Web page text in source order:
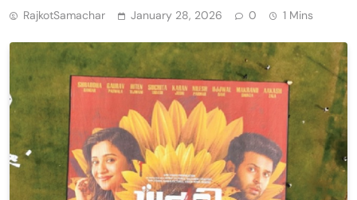
RajkotSamachar January 28, 2026 0 1 Mins